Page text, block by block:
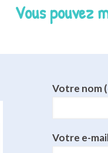
Vous pouvez
Votre nom
Votre e-